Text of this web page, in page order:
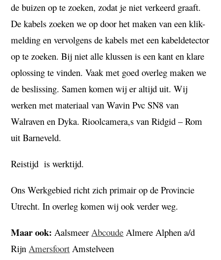
de buizen op te zoeken, zodat je niet verkeerd graaft.
De kabels zoeken we op door het maken van een klik-
melding en vervolgens de kabels met een kabeldetector
op te zoeken. Bijniet alle klussen is een kant en klare
oplossing te vinden.Vaak met goed overleg maken we
de beslissing.Samen komen wij er altijd uit.Wij
werken met materiaal van Wavin Pvc SN8 van
Walraven en Dyka. Rioolcamera,s van Ridgid – Rom
uit Barneveld.
Reistijd is werktijd.
Ons Werkgebied richt zich primair op de Provincie
Utrecht. In overleg komen wij ook verder weg.
Maar ook: Aalsmeer Abcoude Almere Alphen a/d
Rijn Amersfoort Amstelveen